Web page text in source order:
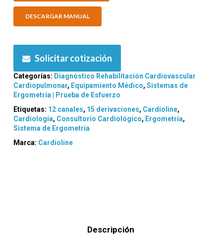
DESCARGAR MANUAL
Solicitar cotización
Categorías: Diagnóstico Rehabilitación Cardiovascular
Cardiopulmonar, Equipamiento Médico, Sistemas de
Ergometría | Prueba de Esfuerzo
Etiquetas: 12 canales, 15 derivaciones, Cardioline,
Cardiología, Consultorio Cardiológico, Ergometría,
Sistema de Ergometría
Marca: Cardioline
Descripción